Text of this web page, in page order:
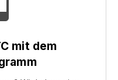
mit dem